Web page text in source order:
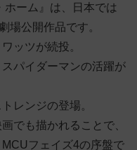
ホーム』は、日本では
場公開作品です。
ッツが続投。
パイダーマンの活躍が
レンジの登場。
でも描かれることで、
フェイズ4の序盤で